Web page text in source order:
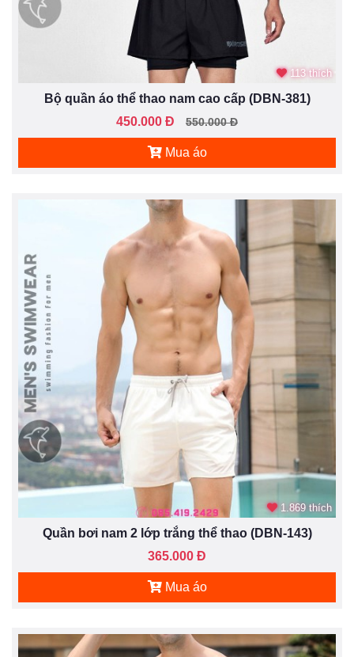
113 thích
Bộ quần áo thể thao nam cao cấp (DBN-381)
450.000 Đ
550.000 Đ
Mua áo
1.869 thích
Quần bơi nam 2 lớp trắng thể thao (DBN-143)
365.000 Đ
Mua áo